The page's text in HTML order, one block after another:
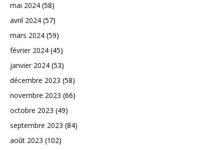
mai 2024 (58)
avril 2024 (57)
mars 2024 (59)
février 2024 (45)
janvier 2024 (53)
décembre 2023 (58)
novembre 2023 (66)
octobre 2023 (49)
septembre 2023 (84)
août 2023 (102)